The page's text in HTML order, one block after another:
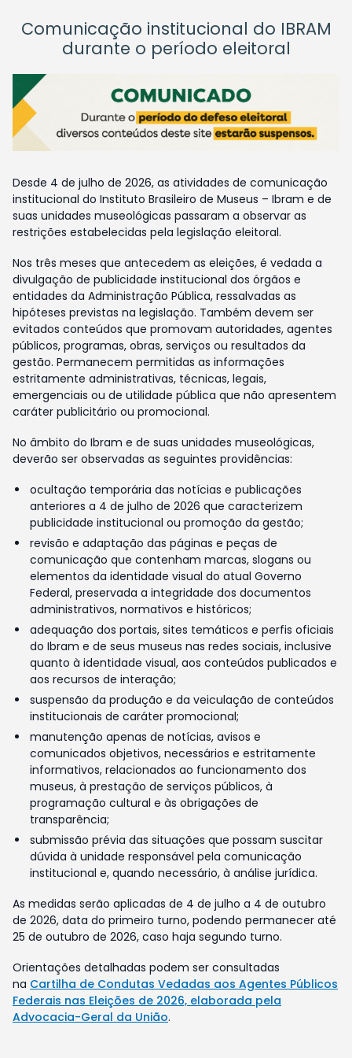
Comunicação institucional do IBRAM
durante o período eleitoral
Desde 4 de julho de 2026, as atividades de comunicação
institucional do Instituto Brasileiro de Museus – Ibram e de
suas unidades museológicas passaram a observar as
restrições estabelecidas pela legislação eleitoral.
Nos três meses que antecedem as eleições, é vedada a
divulgação de publicidade institucional dos órgãos e
entidades da Administração Pública, ressalvadas as
hipóteses previstas na legislação. Também devem ser
evitados conteúdos que promovam autoridades, agentes
públicos, programas, obras, serviços ou resultados da
gestão. Permanecem permitidas as informações
estritamente administrativas, técnicas, legais,
emergenciais ou de utilidade pública que não apresentem
caráter publicitário ou promocional.
No âmbito do Ibram e de suas unidades museológicas,
deverão ser observadas as seguintes providências:
ocultação temporária das notícias e publicações
anteriores a 4 de julho de 2026 que caracterizem
publicidade institucional ou promoção da gestão;
revisão e adaptação das páginas e peças de
comunicação que contenham marcas, slogans ou
elementos da identidade visual do atual Governo
Federal, preservada a integridade dos documentos
administrativos, normativos e históricos;
adequação dos portais, sites temáticos e perfis oficiais
do Ibram e de seus museus nas redes sociais, inclusive
quanto à identidade visual, aos conteúdos publicados e
aos recursos de interação;
suspensão da produção e da veiculação de conteúdos
institucionais de caráter promocional;
manutenção apenas de notícias, avisos e
comunicados objetivos, necessários e estritamente
informativos, relacionados ao funcionamento dos
museus, à prestação de serviços públicos, à
programação cultural e às obrigações de
transparência;
submissão prévia das situações que possam suscitar
dúvida à unidade responsável pela comunicação
institucional e, quando necessário, à análise jurídica.
As medidas serão aplicadas de 4 de julho a 4 de outubro
de 2026, data do primeiro turno, podendo permanecer até
25 de outubro de 2026, caso haja segundo turno.
Orientações detalhadas podem ser consultadas
na Cartilha de Condutas Vedadas aos Agentes Públicos
Federais nas Eleições de 2026, elaborada pela
Advocacia-Geral da União.